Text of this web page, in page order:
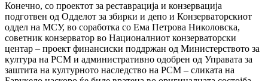
Конечно, со проектот за реставрација и конзервација
подготвен од Одделот за збирки и депо и Конзерваторскиот
оддел на МСУ, во соработка со Ема Петрова Николовска,
советник конзерватор во Националниот конзерваторски
центар – проект финансиски поддржан од Министерството за
култура на РСМ и административно одобрен од Управата за
заштита на културното наследство на РСМ – сликата на